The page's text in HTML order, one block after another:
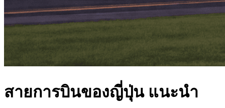
สายการบินของญี่ปุ่น แนะนำ